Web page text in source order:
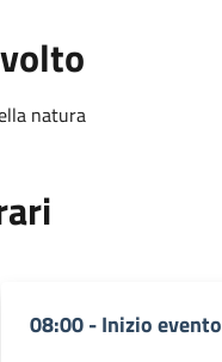
natura
08:00 - Inizio evento